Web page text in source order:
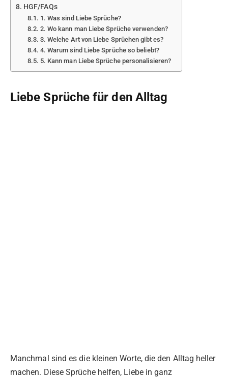
HGF/FAQs
1. Was sind Liebe Sprüche?
2. Wo kann man Liebe Sprüche verwenden?
3. Welche Art von Liebe Sprüchen gibt es?
4. Warum sind Liebe Sprüche so beliebt?
5. Kann man Liebe Sprüche personalisieren?
Liebe Sprüche für den Alltag
Manchmal sind es die kleinen Worte, die den Alltag heller
machen. Diese Sprüche helfen, Liebe in ganz